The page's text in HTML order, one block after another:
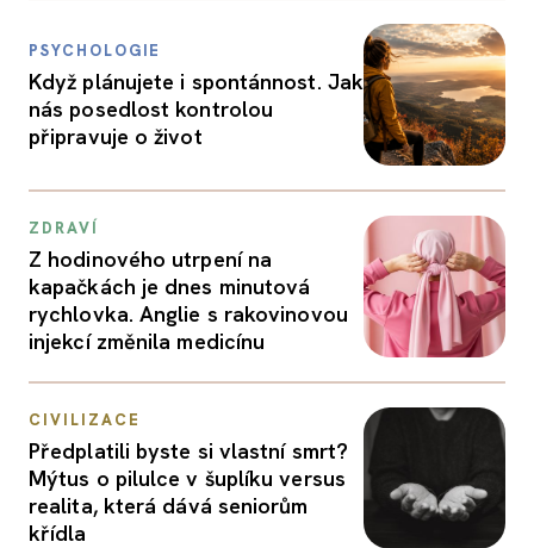
PSYCHOLOGIE
Když plánujete i spontánnost. Jak
nás posedlost kontrolou
připravuje o život
ZDRAVÍ
Z hodinového utrpení na
kapačkách je dnes minutová
rychlovka. Anglie s rakovinovou
injekcí změnila medicínu
CIVILIZACE
Předplatili byste si vlastní smrt?
Mýtus o pilulce v šuplíku versus
realita, která dává seniorům
křídla